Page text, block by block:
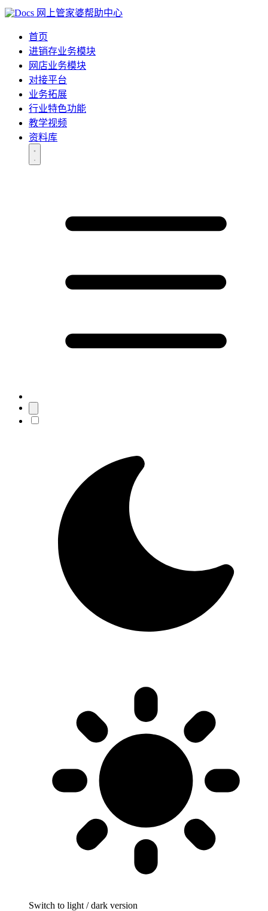
网上管家婆帮助中心
首页
进销存业务模块
网店业务模块
对接平台
业务拓展
行业特色功能
教学视频
资料库
Switch to light / dark version